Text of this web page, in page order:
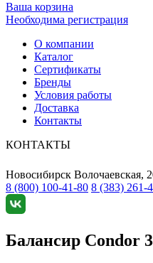
Ваша корзина
Необходима регистрация
О компании
Каталог
Сертификаты
Бренды
Условия работы
Доставка
Контакты
КОНТАКТЫ
Новосибирск Волочаевская,
8 (800) 100-41-80 8 (383) 261-
Балансир Condor